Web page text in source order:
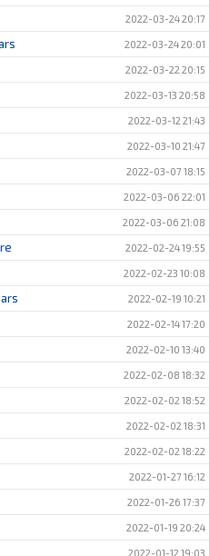
2022-03-24 20:17
2022-03-24 20:01
2022-03-22 20:15
2022-03-13 20:58
2022-03-12 21:43
2022-03-10 21:47
2022-03-07 18:15
2022-03-06 22:01
2022-03-06 21:08
2022-02-24 19:55
2022-02-23 10:08
2022-02-19 10:21
2022-02-14 17:20
2022-02-10 13:40
2022-02-08 18:32
2022-02-02 18:52
2022-02-02 18:31
2022-02-02 18:22
2022-01-27 16:12
2022-01-26 17:37
2022-01-19 20:24
2022-01-12 19:03